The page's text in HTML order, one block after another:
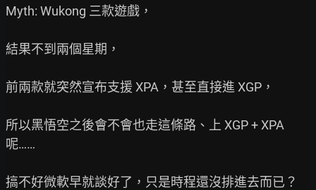
Myth: Wukong 三款遊戲，
結果不到兩個星期，
前兩款就突然宣布支援 XPA，甚至直接進 XGP，
所以黑悟空之後會不會也走這條路、上 XGP + XPA
呢……
搞不好微軟早就談好了，只是時程還沒排進去而已？